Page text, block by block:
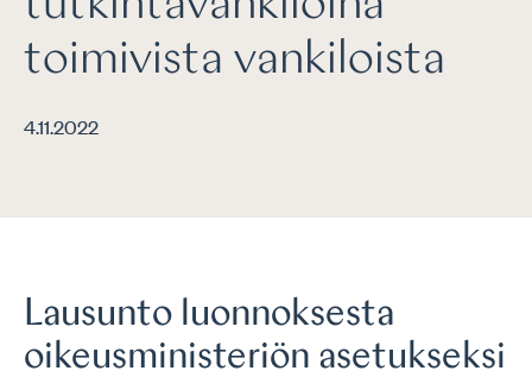
toimivista vankiloista
4.11.2022
Lausunto luonnoksesta
oikeusministeriön asetukseksi